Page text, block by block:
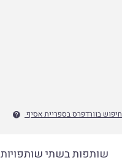
חיפוש בוורדפרס בספריית אסיף 
שותפות בשתי שותפויות